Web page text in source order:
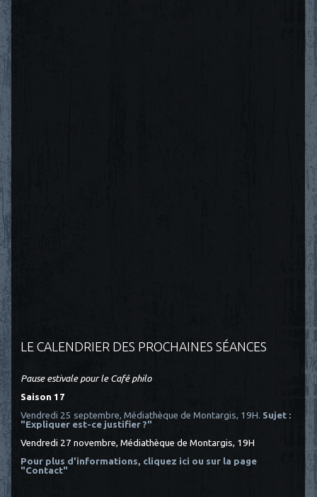
LE CALENDRIER DES PROCHAINES SÉANCES
Pause estivale pour le Café philo
Saison 17
Vendredi 25 septembre, Médiathèque de Montargis, 19H. Sujet :
"Expliquer est-ce justifier ?"
Vendredi 27 novembre, Médiathèque de Montargis, 19H
Pour plus d'informations, cliquez ici ou sur la page
"Contact"